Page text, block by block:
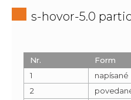
s-hovor-5.0
Nr. Form
1
napísané
2